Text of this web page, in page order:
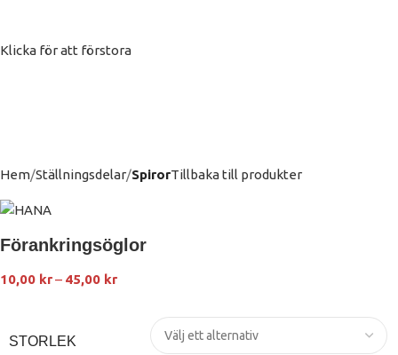
Klicka för att förstora
Hem Ställningsdelar SpirorTillbaka till produkter
Förankringsöglor
10,00 kr– 45,00 kr
STORLEK